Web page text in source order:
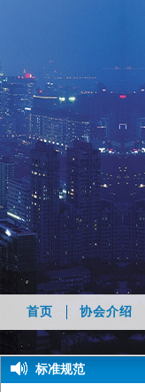
首页 协会介绍
标准规范